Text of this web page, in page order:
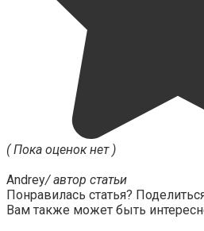
( Пока оценок нет )
Andrey/ автор статьи
Понравилась статья?
Вам также может быть